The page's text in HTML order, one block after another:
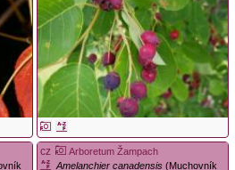
cz
Arboretum Žampach
Amelanchier canadensis (Muchovník